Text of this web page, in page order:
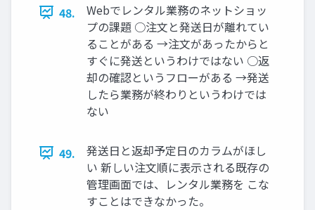
48.
Webでレンタル業務のネットショッ
プの課題 ○注文と発送日が離れてい
ることがある →注文があったからと
すぐに発送というわけではない ○返
却の確認というフローがある →発送
したら業務が終わりというわけでは
ない
49.
発送日と返却予定日のカラムがほし
い 新しい注文順に表示される既存の
管理画面では、レンタル業務を こな
すことはできなかった。